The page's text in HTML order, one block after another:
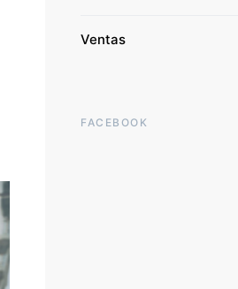
Ventas
FACEBOOK